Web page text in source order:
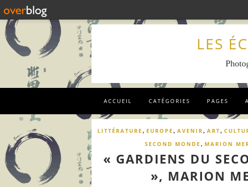
LES
ACCUEIL CATÉGORIES PAGES
LITTÉRATURE , EUROPE , AVENIR , ART,
SECOND MONDE , MARION
« GARDIENS DU
», MARION